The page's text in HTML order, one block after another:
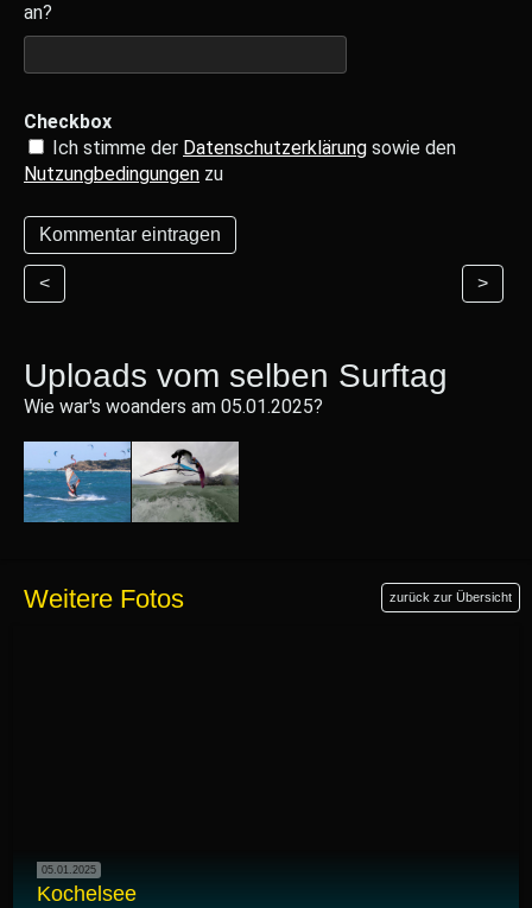
an?
Checkbox
Ich stimme der Datenschutzerklärung sowie den
Nutzungbedingungen zu
< >
Uploads vom selben Surftag
Wie war's woanders am 05.01.2025?
Weitere Fotos zurück zur Übersicht
05.01.2025
Kochelsee